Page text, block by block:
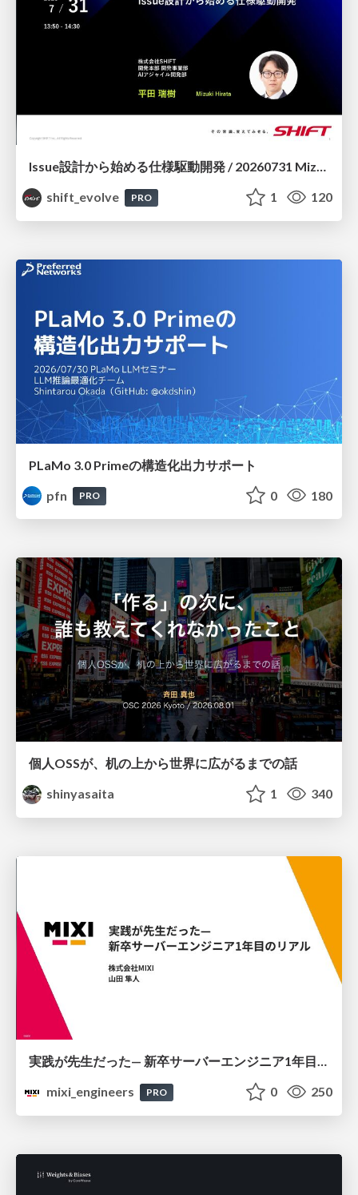
Issue設計から始める仕様駆動開発 / 20260731 Mizuki Hirata
shift_evolve
PRO 1 120
PLaMo 3.0 Primeの構造化出力サポート
pfn
PRO 0 180
個人OSSが、机の上から世界に広がるまでの話
shinyasaita
1 340
実践が先生だった— 新卒サーバーエンジニア1年目のリアル
mixi_engineers
PRO 0 250